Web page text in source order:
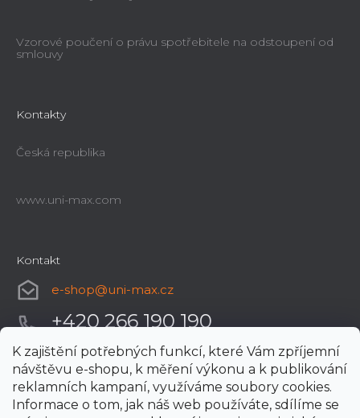
K zajištění potřebných funkcí, které Vám zpříjemní
návštěvu e-shopu, k měření výkonu a k publikování
reklamních kampaní, využíváme soubory cookies.
Informace o tom, jak náš web používáte, sdílíme se
Vzorové poučení o právu spotřebitele na odstoupení od
smlouvy
Kontakty
Česká republika
www.uni-max.com
Kontakt
e-shop@uni-max.cz
+420 266 190 190